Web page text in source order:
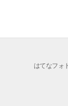
はてなフォ